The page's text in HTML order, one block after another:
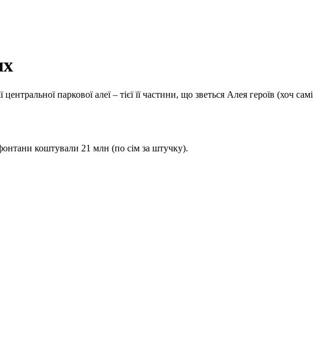
паркової алеї – тієї її частини, що зветься Алея героїв (хоч самі
фонтани коштували 21 млн (по сім за штучку).